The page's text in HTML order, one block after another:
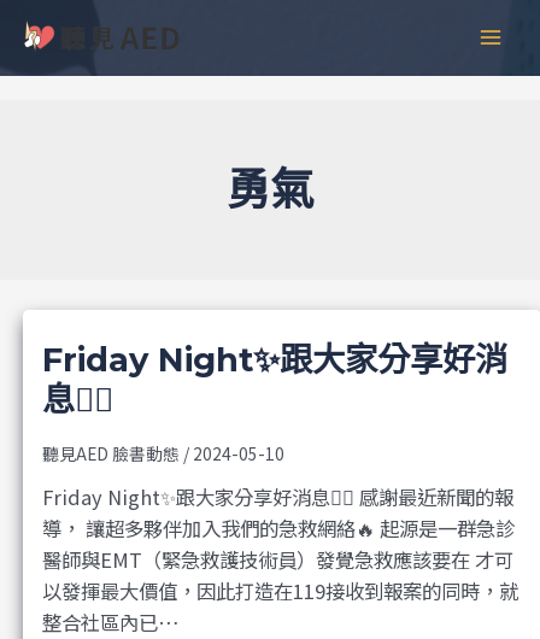
主
勇氣
Friday Night✨跟大家分享好消
息❤️‍🔥
聽見AED 臉書動態 / 2024-05-10
Friday Night✨跟大家分享好消息❤️‍🔥 感謝最近新聞的報
導， 讓超多夥伴加入我們的急救網絡🔥 起源是一群急診
醫師與EMT（緊急救護技術員）發覺急救應該要在 才可
以發揮最大價值，因此打造在119接收到報案的同時，就
整合社區內已…
彙
整